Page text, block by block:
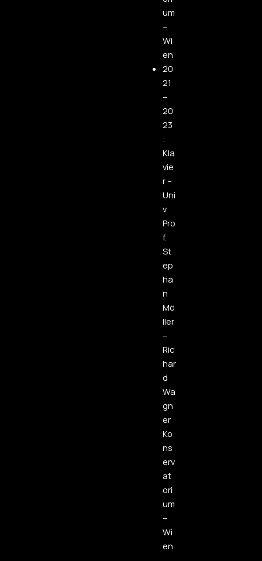
um
–
Wi
en
20
21
–
20
23
:
Kla
vie
r –
Uni
v.
Pro
f.
St
ep
ha
n
Mö
ller
–
Ric
har
d
Wa
gn
er
Ko
ns
erv
at
ori
um
–
Wi
en